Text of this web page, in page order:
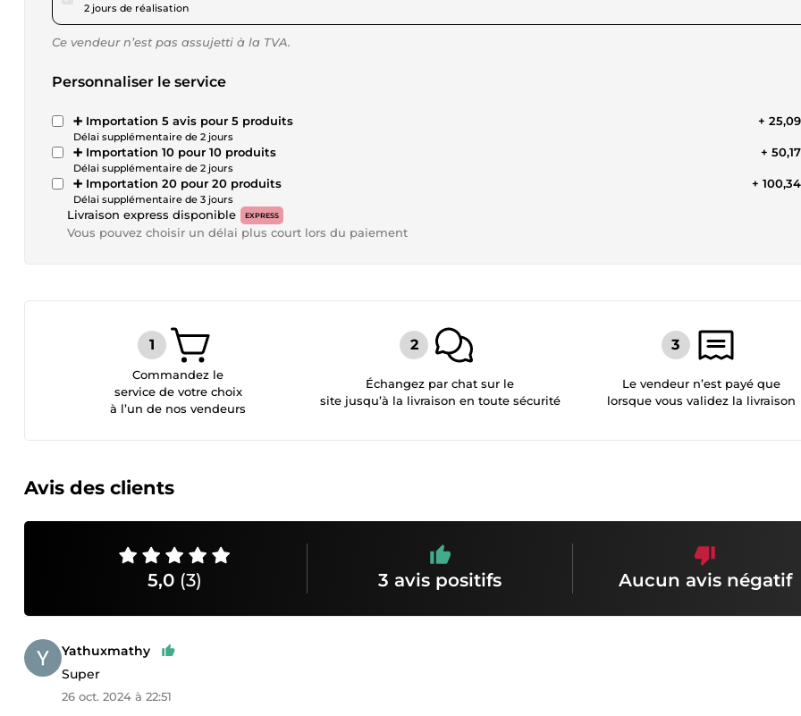
2 jours de réalisation
Ce vendeur n’est pas assujetti à la TVA.
Personnaliser le service
➕ Importation 5 avis pour 5 produits
Délai supplémentaire de 2 jours
+
➕ Importation 10 pour 10 produits
Délai supplémentaire de 2 jours
+
➕ Importation 20 pour 20 produits
Délai supplémentaire de 3 jours
+
Livraison express disponible EXPRESS
Vous pouvez choisir un délai plus court lors du paiement
Commandez le
service de votre choix
à l’un de nos vendeurs
Échangez par chat sur le
site jusqu’à la livraison en toute sécurité
Le vendeur n’est payé que
lorsque vous validez la livraison
Avis des clients
5,0 (3) 3 avis positifs Aucun avis négatif
Yathuxmathy
Super
26 oct. 2024 à 22:51